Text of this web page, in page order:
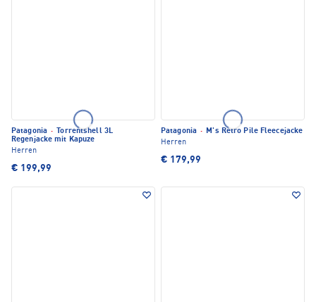
Patagonia ·
Torrentshell 3L
Regenjacke mit Kapuze
Herren
€ 199,99
Patagonia · M's Retro Pile Fleecejacke
Herren
€ 179,99